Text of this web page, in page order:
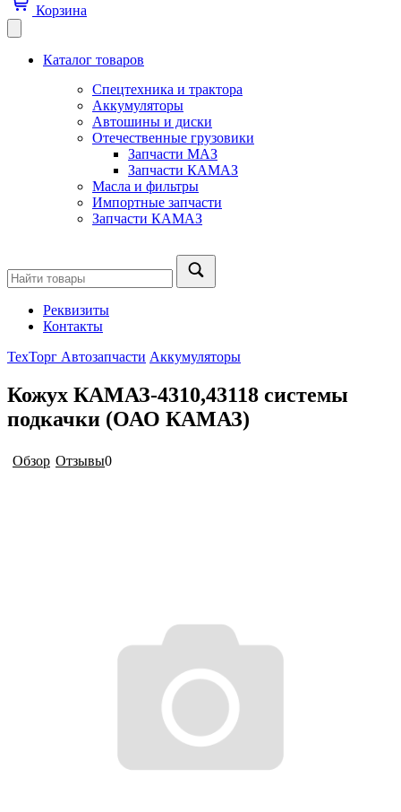
Корзина
Каталог товаров
Спецтехника и трактора
Аккумуляторы
Автошины и диски
Отечественные грузовики
Запчасти МАЗ
Запчасти КАМАЗ
Масла и фильтры
Импортные запчасти
Запчасти КАМАЗ
Реквизиты
Контакты
ТехТорг Автозапчасти Аккумуляторы
Кожух КАМАЗ-4310,43118 системы
подкачки (ОАО КАМАЗ)
Обзор Отзывы0